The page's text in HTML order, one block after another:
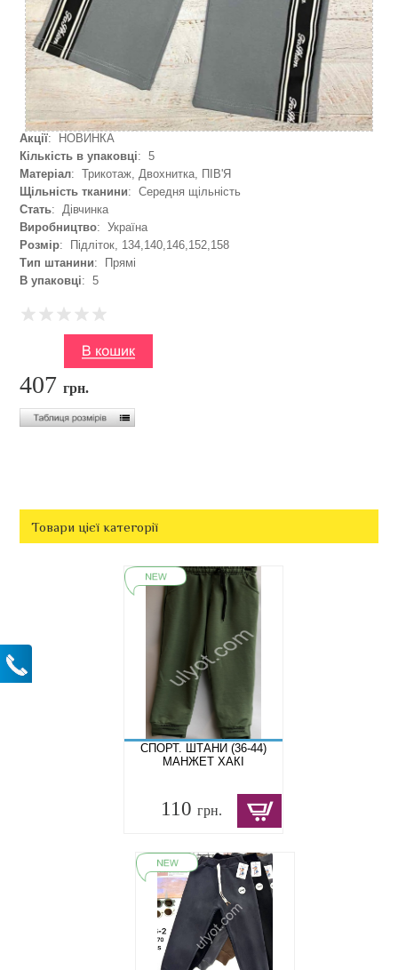
Акції: НОВИНКА
Кількість в упаковці: 5
Матеріал: Трикотаж, Двохнитка, ПІВ'Я
Щільність тканини: Середня щільність
Стать: Дівчинка
Виробництво: Україна
Розмір: Підліток, 134,140,146,152,158
Тип штанини: Прямі
В упаковці: 5
407грн.
Товари цієї категорії
СПОРТ. ШТАНИ (36-44)
МАНЖЕТ ХАКІ
110грн.